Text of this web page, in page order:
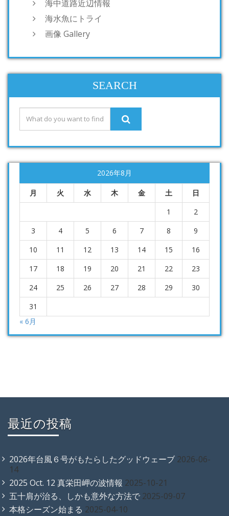
海中道路近辺情報
海水魚にトライ
画像 Gallery
SEARCH
2026年8月
月 火 水 木 金 土
日
1
2
3
4 5 6 7 8
9
10
11 12 13 14 15
16
17
18 19 20 21 22
23
24
25 26 27 28 29
30
31
« 6月
最近の投稿
2026年台風６号がもたらしたグッドウェーブ 2026-06-
14
2025 Oct. 12 真栄田岬の波情報 2025-10-21
五十肩が治る、しかも意外な方法で 2025-09-07
本格シーズン始まる 2025-04-10